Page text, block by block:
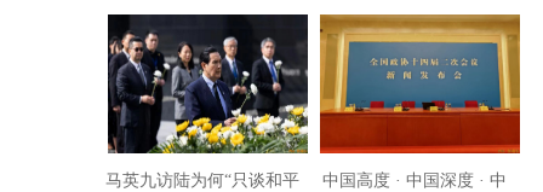
名义就可以毁坏？ 中国华诞70周年庆典采访
马英九访陆为何“只谈和平 中国高度 · 中国深度 · 中